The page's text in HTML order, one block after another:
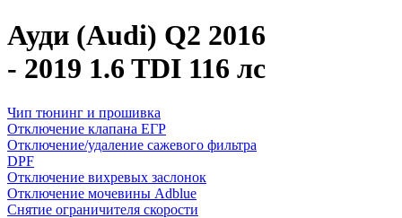
Ауди (Audi) Q2 2016
- 2019 1.6 TDI 116 лс
Чип тюнинг и прошивка
Отключение клапана ЕГР
Отключение/удаление сажевого фильтра
DPF
Отключение вихревых заслонок
Отключение мочевины Adblue
Снятие ограничителя скорости